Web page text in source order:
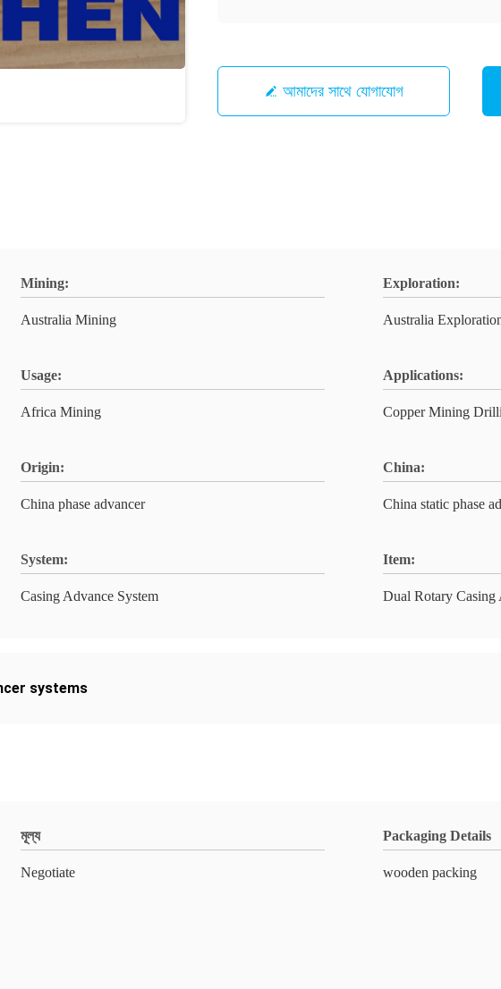
আমাদের সাথে যোগাযোগ
Mining:
Australia Mining
Exploration:
Australia
Usage:
Africa Mining
Applications:
Copper Mining
Origin:
China phase advancer
China:
China static phase
System:
Casing Advance System
Item:
Dual Rotary Casing
systems
মূল্য
Negotiate
Packaging Details
wooden packing